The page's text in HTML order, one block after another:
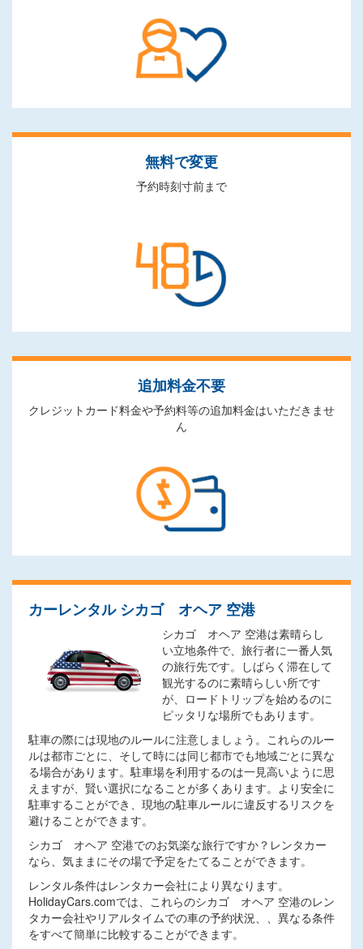
無料で変更
予約時刻寸前まで
追加料金不要
クレジットカード料金や予約料等の追加料金はいただきませ
ん
カーレンタル シカゴ オヘア 空港
シカゴ オヘア 空港は素晴らし
い立地条件で、旅行者に一番人気
の旅行先です。しばらく滞在して
観光するのに素晴らしい所です
が、ロードトリップを始めるのに
ピッタリな場所でもあります。
駐車の際には現地のルールに注意しましょう。これらのルー
ルは都市ごとに、そして時には同じ都市でも地域ごとに異な
る場合があります。駐車場を利用するのは一見高いように思
えますが、賢い選択になることが多くあります。より安全に
駐車することができ、現地の駐車ルールに違反するリスクを
避けることができます。
シカゴ オヘア 空港でのお気楽な旅行ですか？レンタカー
なら、気ままにその場で予定をたてることができます。
レンタル条件はレンタカー会社により異なります。
HolidayCars.comでは、これらのシカゴ オヘア 空港のレン
タカー会社やリアルタイムでの車の予約状況、、異なる条件
をすべて簡単に比較することができます。